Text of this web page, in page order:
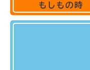
もしもの時